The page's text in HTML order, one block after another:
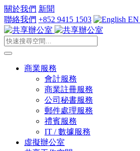
關於我們 新聞
聯絡我們 +852 9415 1503 EN
商業服務
會計服務
商業註冊服務
公司秘書服務
郵件處理服務
禮賓服務
IT / 數據服務
虛擬辦公室